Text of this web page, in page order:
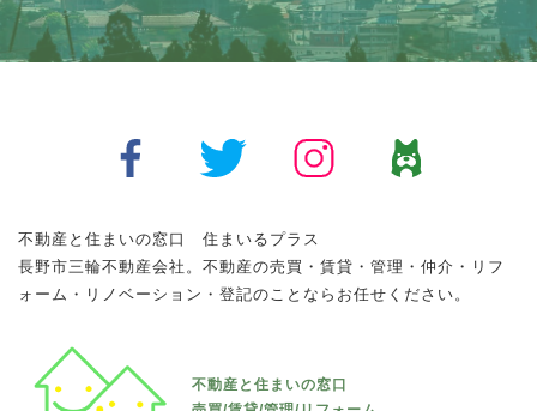
不動産と住まいの窓口 住まいるプラス
長野市三輪不動産会社。不動産の売買・賃貸・管理・仲介・リフ
ォーム・リノベーション・登記のことならお任せください。
不動産と住まいの窓口